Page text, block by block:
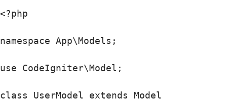
<?php
namespace App\Models;
use CodeIgniter\Model;
class UserModel extends Model